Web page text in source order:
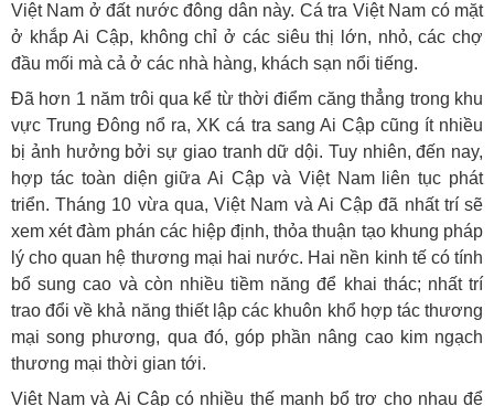
Việt Nam ở đất nước đông dân này. Cá tra Việt Nam có mặt
ở khắp Ai Cập, không chỉ ở các siêu thị lớn, nhỏ, các chợ
đầu mối mà cả ở các nhà hàng, khách sạn nổi tiếng.
Đã hơn 1 năm trôi qua kể từ thời điểm căng thẳng trong khu
vực Trung Đông nổ ra, XK cá tra sang Ai Cập cũng ít nhiều
bị ảnh hưởng bởi sự giao tranh dữ dội. Tuy nhiên, đến nay,
hợp tác toàn diện giữa Ai Cập và Việt Nam liên tục phát
triển. Tháng 10 vừa qua, Việt Nam và Ai Cập đã nhất trí sẽ
xem xét đàm phán các hiệp định, thỏa thuận tạo khung pháp
lý cho quan hệ thương mại hai nước. Hai nền kinh tế có tính
bổ sung cao và còn nhiều tiềm năng để khai thác; nhất trí
trao đổi về khả năng thiết lập các khuôn khổ hợp tác thương
mại song phương, qua đó, góp phần nâng cao kim ngạch
thương mại thời gian tới.
Việt Nam và Ai Cập có nhiều thế mạnh bổ trợ cho nhau để